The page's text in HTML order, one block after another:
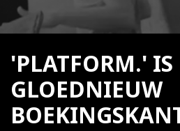
'PLATFORM.' IS
GLOEDNIEUW